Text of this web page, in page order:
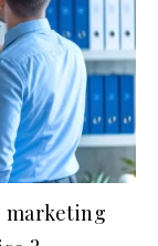
marketing